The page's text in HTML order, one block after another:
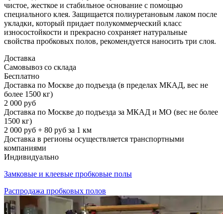
чистое, жесткое и стабильное основание с помощью
специального клея. Защищается полиуретановым лаком после
укладки, который придает полукоммерческий класс
износостойкости и прекрасно сохраняет натуральные
свойства пробковых полов, рекомендуется наносить три слоя.
Доставка
Самовывоз со склада
Бесплатно
Доставка по Москве до подъезда (в пределах МКАД, вес не
более 1500 кг)
2 000 руб
Доставка по Москве до подъезда за МКАД и МО (вес не более
1500 кг)
2 000 руб + 80 руб за 1 км
Доставка в регионы осуществляется транспортными
компаниями
Индивидуально
Замковые и клеевые пробковые полы
Распродажа пробковых полов